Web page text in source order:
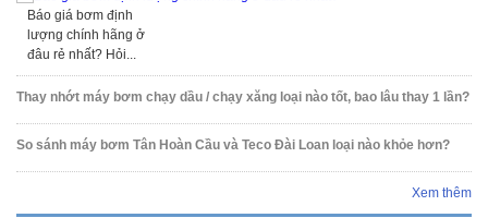
Báo giá bơm định
lượng chính hãng ở
đâu rẻ nhất? Hỏi...
Thay nhớt máy bơm chạy dầu / chạy xăng loại nào tốt, bao lâu thay 1 lần?
So sánh máy bơm Tân Hoàn Cầu và Teco Đài Loan loại nào khỏe hơn?
Xem thêm